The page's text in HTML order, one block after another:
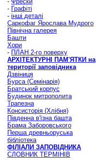
- Графіті
- інші деталі
Саркофаг Ярослава Мудрого
Північна галерея
Башти
Хори
- ПЛАН 2-го поверху
АРХІТЕКТУРНІ ПАМ'ЯТКИ на
території заповідника
Дзвіниця
Бурса (Семінарія)
Братський корпус
Будинок митрополита
Трапезна
Консисторія (Хлібня)
Південна в'їзна башта
Брама Заборовського
Перша древньоруська
бібліотека
ФІЛІАЛИ ЗАПОВІДНИКА
СЛОВНИК ТЕРМІНІВ